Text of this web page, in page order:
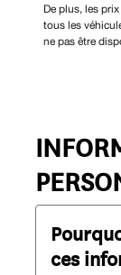
De plus, les
tous les
ne pas être
ces